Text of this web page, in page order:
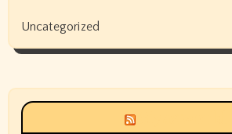
Uncategorized